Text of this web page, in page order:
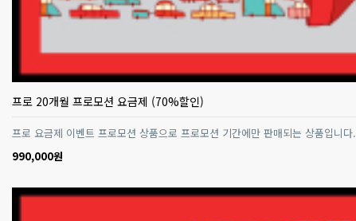
프로 20개월 프로모션 요금제 (70%할인)
프로 요금제 이벤트 프로모션 상품으로 프로모션 기간에만 판매되는 상품입니다.
990,000원